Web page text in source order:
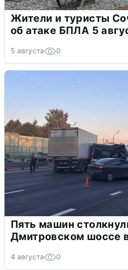
Жители и туристы
об атаке БПЛА 5
5 августа 0
Пять машин
Дмитровском шоссе
4 августа 0